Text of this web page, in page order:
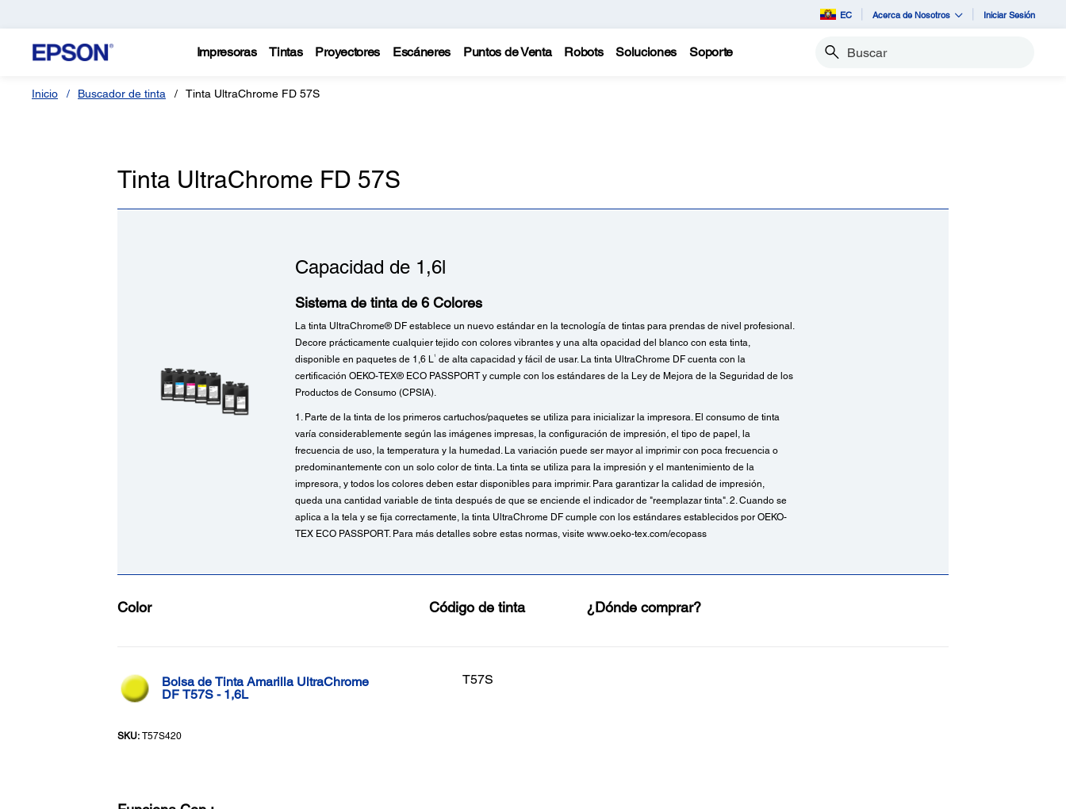
EC Acerca de Nosotros Iniciar Sesión
Impresoras Tintas Proyectores Escáneres Puntos de Venta Robots Soluciones Soporte Buscar
Inicio Buscador de tinta Tinta UltraChrome FD 57S
Tinta UltraChrome FD 57S
Capacidad de 1,6l
Sistema de tinta de 6 Colores
La tinta UltraChrome® DF establece un nuevo estándar en la tecnología de tintas para prendas de nivel profesional.
Decore prácticamente cualquier tejido con colores vibrantes y una alta opacidad del blanco con esta tinta,
disponible en paquetes de 1,6 L1
de alta capacidad y fácil de usar. La tinta UltraChrome DF cuenta con la
certificación OEKO-TEX® ECO PASSPORT y cumple con los estándares de la Ley de Mejora de la Seguridad de los
Productos de Consumo (CPSIA).
1. Parte de la tinta de los primeros cartuchos/paquetes se utiliza para inicializar la impresora. El consumo de tinta
varía considerablemente según las imágenes impresas, la configuración de impresión, el tipo de papel, la
frecuencia de uso, la temperatura y la humedad. La variación puede ser mayor al imprimir con poca frecuencia o
predominantemente con un solo color de tinta. La tinta se utiliza para la impresión y el mantenimiento de la
impresora, y todos los colores deben estar disponibles para imprimir. Para garantizar la calidad de impresión,
queda una cantidad variable de tinta después de que se enciende el indicador de "reemplazar tinta". 2. Cuando se
aplica a la tela y se fija correctamente, la tinta UltraChrome DF cumple con los estándares establecidos por OEKO-
TEX ECO PASSPORT. Para más detalles sobre estas normas, visite www.oeko-tex.com/ecopass
Color Código de tinta ¿Dónde comprar?
Bolsa de Tinta Amarilla UltraChrome
DF T57S - 1,6L
T57S
SKU: T57S420